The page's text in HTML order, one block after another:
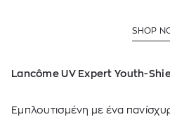
SHOP
Lancôme UV Expert Youth-
Εμπλουτισμένη με ένα